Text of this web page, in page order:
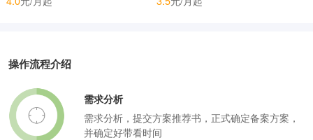
操作流程介绍
需求分析
需求分析，提交方案推荐书，正式确定备案方案，
并确定好带看时间